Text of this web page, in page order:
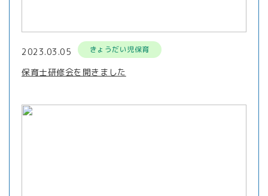
2023.03.05 きょうだい児保育
保育士研修会を開きました